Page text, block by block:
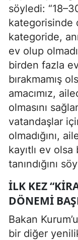
söyledi:
kategorisinde
kategoride,
ev olup
birden fazla
bırakmamış
amacımız,
olmasını
vatandaşlar
olmadığını,
kayıtlı ev
tanındığını
İLK KEZ
DÖNEMI
Bakan
bir diğer